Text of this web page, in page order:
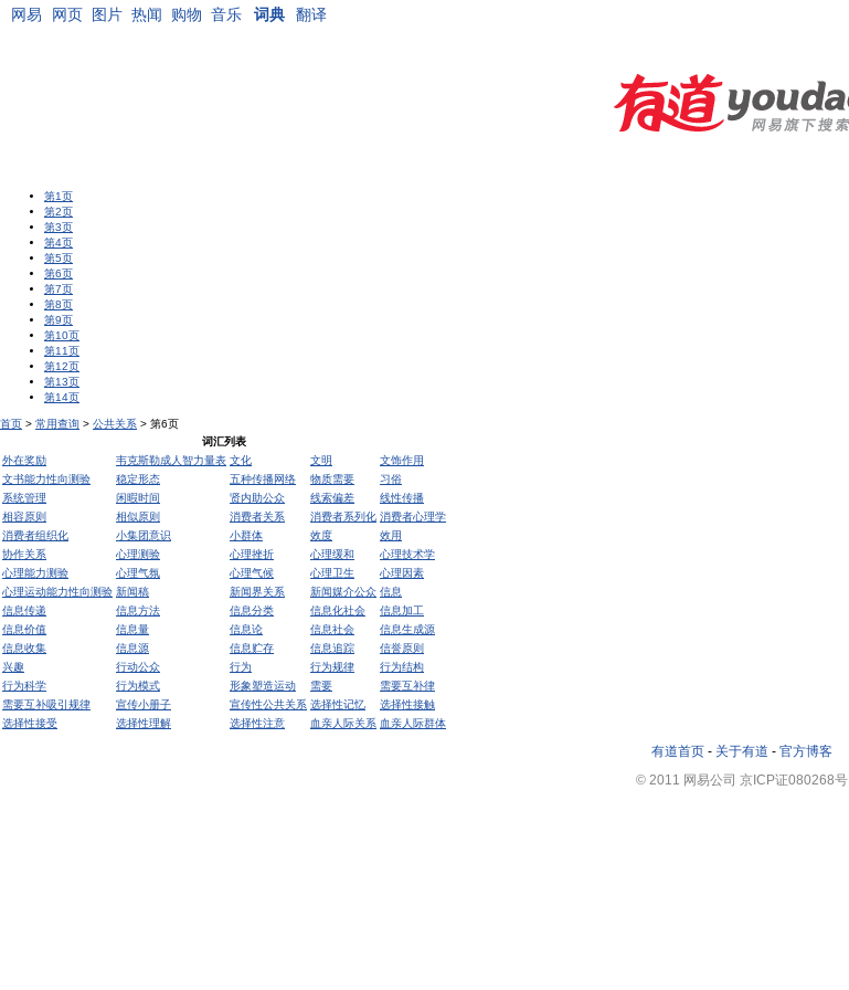
网易 网页 图片 热闻 购物 音乐 词典 翻译
第1页
第2页
第3页
第4页
第5页
第6页
第7页
第8页
第9页
第10页
第11页
第12页
第13页
第14页
首页 > 常用查询 > 公共关系 > 第6页
词汇列表
外在奖励
韦克斯勒成人智力量表 文化 文明
文饰作用
文书能力性向测验
稳定形态 五种传播网络 物质需要
习俗
系统管理
闲暇时间 贤内助公众 线索偏差
线性传播
相容原则
相似原则 消费者关系 消费者系列化 消费者心理学
消费者组织化
小集团意识 小群体 效度
效用
协作关系
心理测验 心理挫折 心理缓和
心理技术学
心理能力测验
心理气氛 心理气候 心理卫生
心理因素
心理运动能力性向测验 新闻稿 新闻界关系 新闻媒介公众 信息
信息传递
信息方法 信息分类 信息化社会
信息加工
信息价值
信息量 信息论 信息社会
信息生成源
信息收集
信息源 信息贮存 信息追踪
信誉原则
兴趣
行动公众 行为 行为规律
行为结构
行为科学
行为模式 形象塑造运动 需要
需要互补律
需要互补吸引规律
宣传小册子 宣传性公共关系 选择性记忆
选择性接触
选择性接受
选择性理解 选择性注意 血亲人际关系 血亲人际群体
有道首页 - 关于有道 - 官方博客
© 2011 网易公司 京ICP证080268号